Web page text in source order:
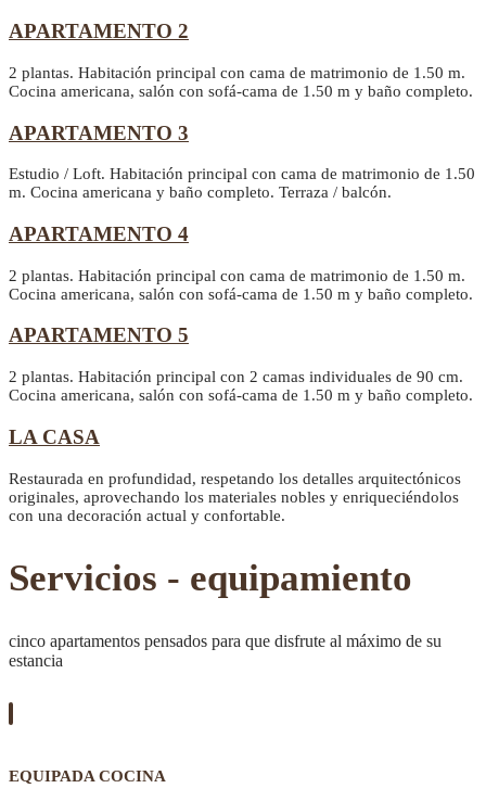
APARTAMENTO 2
2 plantas. Habitación principal con cama de matrimonio de 1.50 m.
Cocina americana, salón con sofá-cama de 1.50 m y baño completo.
APARTAMENTO 3
Estudio / Loft. Habitación principal con cama de matrimonio de 1.50
m. Cocina americana y baño completo. Terraza / balcón.
APARTAMENTO 4
2 plantas. Habitación principal con cama de matrimonio de 1.50 m.
Cocina americana, salón con sofá-cama de 1.50 m y baño completo.
APARTAMENTO 5
2 plantas. Habitación principal con 2 camas individuales de 90 cm.
Cocina americana, salón con sofá-cama de 1.50 m y baño completo.
LA CASA
Restaurada en profundidad, respetando los detalles arquitectónicos
originales, aprovechando los materiales nobles y enriqueciéndolos
con una decoración actual y confortable.
Servicios - equipamiento
cinco apartamentos pensados para que disfrute al máximo de su
estancia
EQUIPADA COCINA